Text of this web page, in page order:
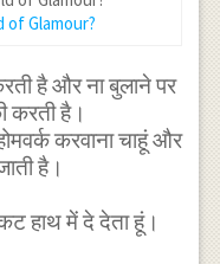
Glamour?
है और ना बुलाने पर
करती है।
करवाना चाहूं और
है।
हाथ में दे देता हूं।